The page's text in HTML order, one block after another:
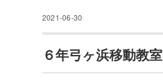
2021-06-30
６年弓ヶ浜移動教